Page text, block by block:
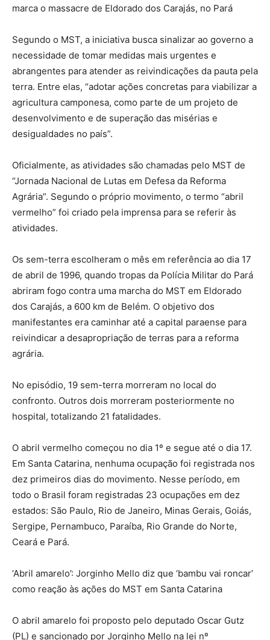
marca o massacre de Eldorado dos Carajás, no Pará
Segundo o MST, a iniciativa busca sinalizar ao governo a
necessidade de tomar medidas mais urgentes e
abrangentes para atender as reivindicações da pauta pela
terra. Entre elas, “adotar ações concretas para viabilizar a
agricultura camponesa, como parte de um projeto de
desenvolvimento e de superação das misérias e
desigualdades no país”.
Oficialmente, as atividades são chamadas pelo MST de
“Jornada Nacional de Lutas em Defesa da Reforma
Agrária”. Segundo o próprio movimento, o termo “abril
vermelho” foi criado pela imprensa para se referir às
atividades.
Os sem-terra escolheram o mês em referência ao dia 17
de abril de 1996, quando tropas da Polícia Militar do Pará
abriram fogo contra uma marcha do MST em Eldorado
dos Carajás, a 600 km de Belém. O objetivo dos
manifestantes era caminhar até a capital paraense para
reivindicar a desapropriação de terras para a reforma
agrária.
No episódio, 19 sem-terra morreram no local do
confronto. Outros dois morreram posteriormente no
hospital, totalizando 21 fatalidades.
O abril vermelho começou no dia 1º e segue até o dia 17.
Em Santa Catarina, nenhuma ocupação foi registrada nos
dez primeiros dias do movimento. Nesse período, em
todo o Brasil foram registradas 23 ocupações em dez
estados: São Paulo, Rio de Janeiro, Minas Gerais, Goiás,
Sergipe, Pernambuco, Paraíba, Rio Grande do Norte,
Ceará e Pará.
‘Abril amarelo’: Jorginho Mello diz que ‘bambu vai roncar’
como reação às ações do MST em Santa Catarina
O abril amarelo foi proposto pelo deputado Oscar Gutz
(PL) e sancionado por Jorginho Mello na lei nº